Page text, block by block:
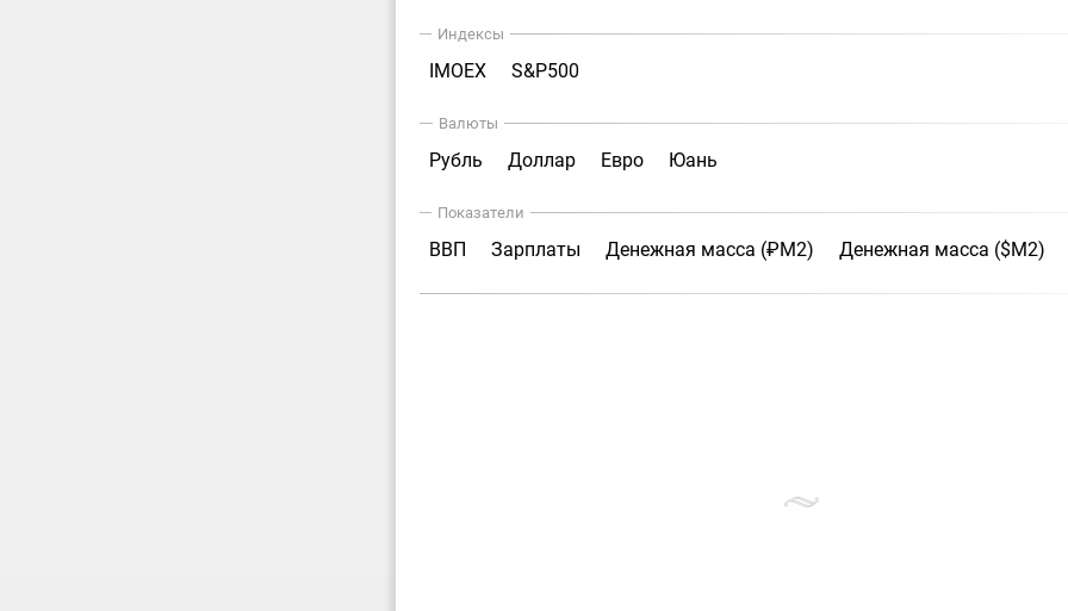
Индексы
IMOEX S&P500
Валюты
Рубль Доллар Евро Юань
Показатели
ВВП Зарплаты Денежная масса (₽М2) Денежная масса ($М2)